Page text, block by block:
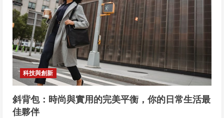
科技與創新
斜背包：時尚與實用的完美平衡，你的日常生活最
佳夥伴